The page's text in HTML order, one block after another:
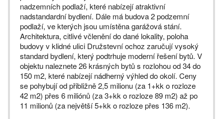
nadzemních podlaží, které nabízejí atraktivní
nadstandardní bydlení. Dále má budova 2 podzemní
podlaží, ve kterých jsou umístěna garážová stání.
Architektura, citlivé včlenění do dané lokality, poloha
budovy v klidné ulici Družstevní ochoz zaručují vysoký
standard bydlení, který podtrhuje moderní řešení bytů. V
objektu naleznete 26 krásných bytů s rozlohou od 34 do
150 m2, které nabízejí nádherný výhled do okolí. Ceny
se pohybují od přibližně 2,5 milionu (za 1+kk o rozloze
42 m2) přes 6 miliónů (za 3+kk o rozloze 89 m2) až po
11 milionů (za největší 5+kk o rozloze přes 136 m2).